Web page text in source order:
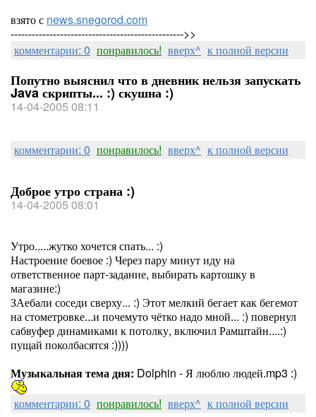
взято с news.snegorod.com
------------------------------------------------->>
комментарии: 0 понравилось! вверх^ к полной версии
Попутно выяснил что в дневник нельзя запускать
Java скрипты... :) скушна :)
14-04-2005 08:11
комментарии: 0 понравилось! вверх^ к полной версии
Доброе утро страна :)
14-04-2005 08:01
Утро.....жутко хочется спать... :)
Настроение боевое :) Через пару минут иду на
ответственное парт-задание, выбирать картошку в
магазине:)
ЗАебали соседи сверху... :) Этот мелкий бегает как бегемот
на стометровке...и почемуто чётко надо мной... :) повернул
сабвуфер динамиками к потолку, включил Рамштайн....:)
пущай поколбасятся :))))
Музыкальная тема дня: Dolphin - Я люблю людей.mp3 :)
комментарии: 0 понравилось! вверх^ к полной версии